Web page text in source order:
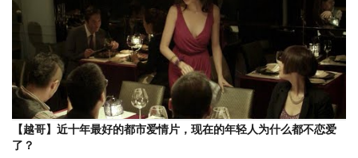
【越哥】近十年最好的都市爱情片，现在的年轻人为什么都不恋爱
了？